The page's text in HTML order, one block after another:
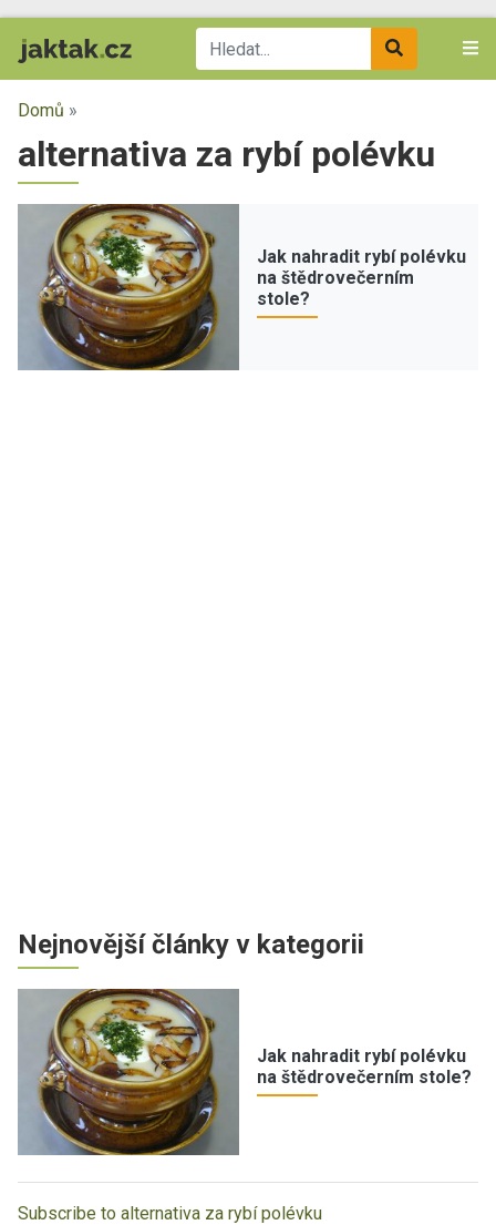
Domů »
alternativa za rybí polévku
Jak nahradit rybí polévku
na štědrovečerním
stole?
Nejnovější články v kategorii
Jak nahradit rybí polévku
na štědrovečerním stole?
Subscribe to alternativa za rybí polévku